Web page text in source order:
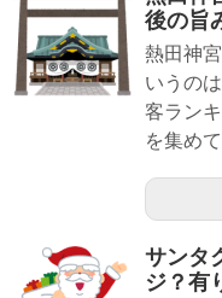
後の旨
熱田神
いうの
客ラン
を集め
サンタ
ジ？有